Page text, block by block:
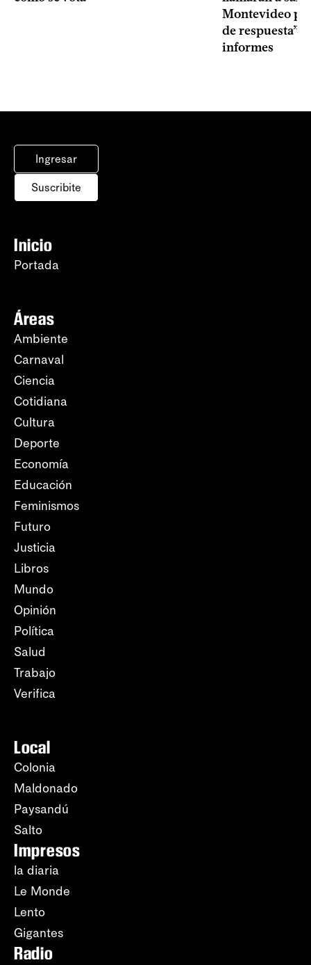
Montevideo
de respuesta”
informes
Ingresar
Suscribite
Inicio
Portada
Áreas
Ambiente
Carnaval
Ciencia
Cotidiana
Cultura
Deporte
Economía
Educación
Feminismos
Futuro
Justicia
Libros
Mundo
Opinión
Política
Salud
Trabajo
Verifica
Local
Colonia
Maldonado
Paysandú
Salto
Impresos
la diaria
Le Monde
Lento
Gigantes
Radio